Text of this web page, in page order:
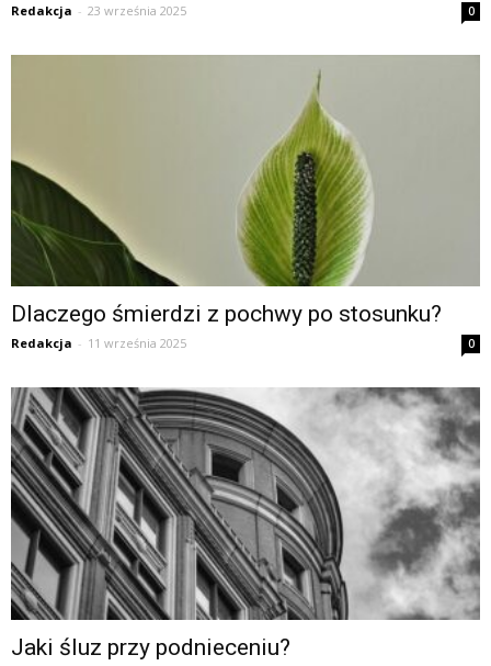
Redakcja - 23 września 2025 0
Dlaczego śmierdzi z pochwy po stosunku?
Redakcja - 11 września 2025 0
Jaki śluz przy podnieceniu?